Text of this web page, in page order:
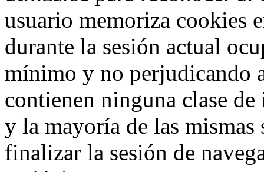
usuario memoriza cookies
durante la sesión actual
mínimo y no perjudicando
contienen ninguna clase
y la mayoría de las
finalizar la sesión de